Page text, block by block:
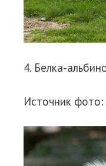
4. Белка-
Источник фото: